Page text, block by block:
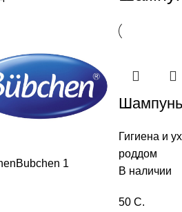
Bubchen 1
Гигиена и
роддом
В наличии
50 C.